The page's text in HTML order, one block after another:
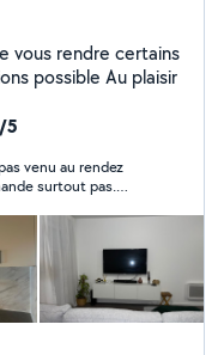
vous rendre certains
services dans les meilleurs conditions possible Au plaisir
5